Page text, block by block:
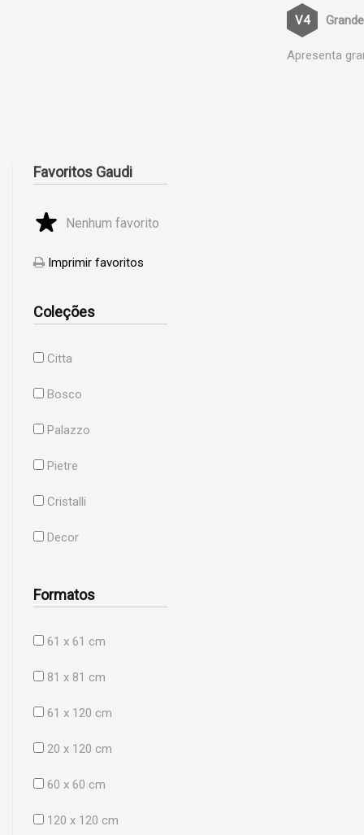
Apresenta
Favoritos Gaudi
Nenhum favorito
Imprimir favoritos
Coleções
Citta
Bosco
Palazzo
Pietre
Cristalli
Decor
Formatos
61 x 61 cm
81 x 81 cm
61 x 120 cm
20 x 120 cm
60 x 60 cm
120 x 120 cm